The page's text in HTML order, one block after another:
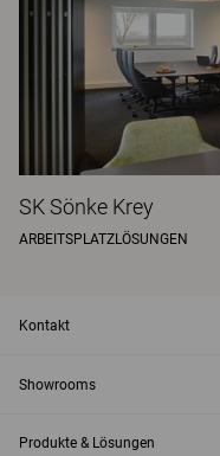
SK Sönke Krey
ARBEITSPLATZLÖSUNGEN
Kontakt
Showrooms
Produkte & Lösungen